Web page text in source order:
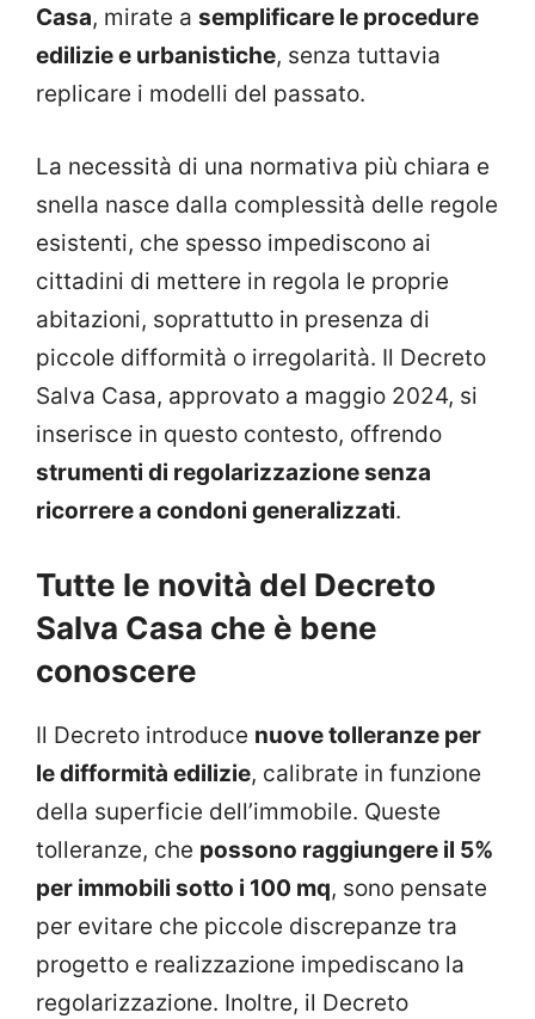
Casa, mirate a semplificare le procedure
edilizie e urbanistiche, senza tuttavia
replicare i modelli del passato.
La necessità di una normativa più chiara e
snella nasce dalla complessità delle regole
esistenti, che spesso impediscono ai
cittadini di mettere in regola le proprie
abitazioni, soprattutto in presenza di
piccole difformità o irregolarità. Il Decreto
Salva Casa, approvato a maggio 2024, si
inserisce in questo contesto, offrendo
strumenti di regolarizzazione senza
ricorrere a condoni generalizzati.
Tutte le novità del Decreto
Salva Casa che è bene
conoscere
Il Decreto introduce nuove tolleranze per
le difformità edilizie, calibrate in funzione
della superficie dell’immobile. Queste
tolleranze, che possono raggiungere il 5%
per immobili sotto i 100 mq, sono pensate
per evitare che piccole discrepanze tra
progetto e realizzazione impediscano la
regolarizzazione. Inoltre, il Decreto